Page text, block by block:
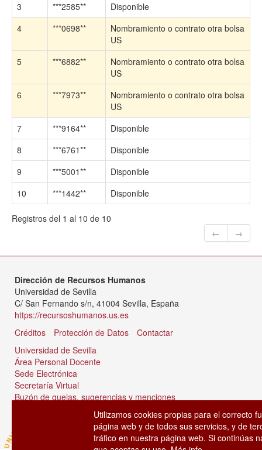
3
***2585**
Disponible
4
***0698**
Nombramiento o contrato otra bolsa
US
5
***6882**
Nombramiento o contrato otra bolsa
US
6
***7973**
Nombramiento o contrato otra bolsa
US
7
***9164**
Disponible
8
***6761**
Disponible
9
***5001**
Disponible
10
***1442** Disponible
Registros del 1 al 10 de 10
←
→
Dirección de Recursos Humanos
Universidad de Sevilla
C/ San Fernando s/n, 41004 Sevilla, España
https://recursoshumanos.us.es
Créditos
Protección de Datos
Contactar
Universidad de Sevilla
Área Personal Docente
Sede Electrónica
Secretaría Virtual
Buzón de quejas, sugerencias y menciones
Utilizamos cookies propias para el correcto
página web y de todos sus servicios, y de
tráfico en nuestra página web. Si continúas